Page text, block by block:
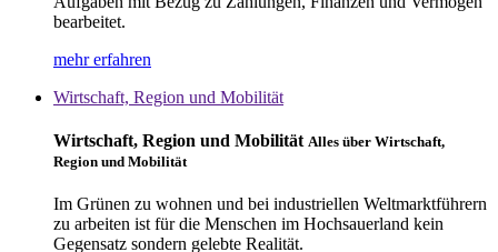
bearbeitet.
mehr erfahren
Wirtschaft, Region und Mobilität
Wirtschaft, Region und Mobilität Alles über Wirtschaft,
Region und Mobilität
Im Grünen zu wohnen und bei industriellen Weltmarktführern
zu arbeiten ist für die Menschen im Hochsauerland kein
Gegensatz sondern gelebte Realität.